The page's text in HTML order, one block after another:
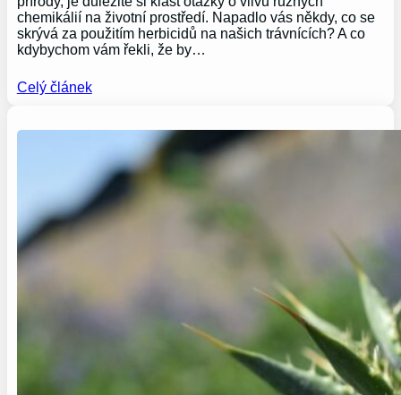
chemikálií na životní prostředí. Napadlo vás někdy, co se
skrývá za použitím herbicidů na našich trávnících? A co
kdybychom vám řekli, že by…
Celý článek